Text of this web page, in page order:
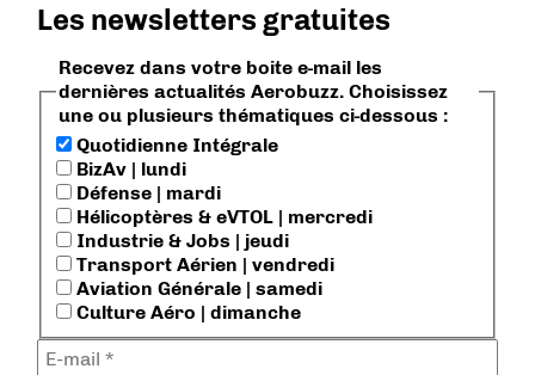
Les newsletters gratuites
Recevez dans votre boite e-mail les
dernières actualités Aerobuzz. Choisissez
une ou plusieurs thématiques ci-dessous :
Quotidienne Intégrale
BizAv | lundi
Défense | mardi
Hélicoptères & eVTOL | mercredi
Industrie & Jobs | jeudi
Transport Aérien | vendredi
Aviation Générale | samedi
Culture Aéro | dimanche